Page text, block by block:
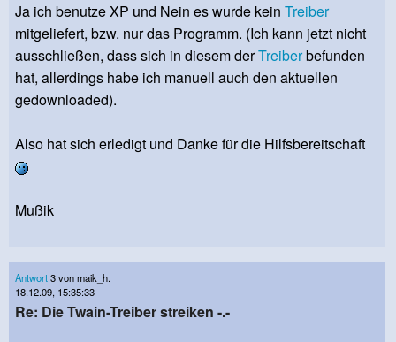
Ja ich benutze XP und Nein es wurde kein Treiber
mitgeliefert, bzw. nur das Programm. (Ich kann jetzt nicht
ausschließen, dass sich in diesem derTreiberbefunden
hat, allerdings habe ich manuell auch den aktuellen
gedownloaded).
Also hat sich erledigt und Danke für die Hilfsbereitschaft
Mußik
Antwort3 von maik_h.
18.12.09, 15:35:33
Re: Die Twain-Treiber streiken -.-